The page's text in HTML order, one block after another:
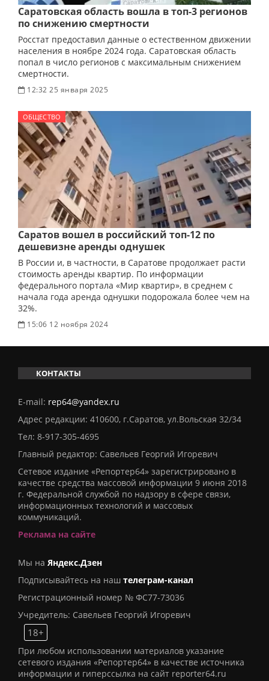
Саратовская область вошла в топ-3 регионов
по снижению смертности
Росстат предоставил данные о естественном движении
населения в ноябре 2024 года. Саратовская область
попал в число регионов с максимальным снижением
смертности.
12:32 25 января 2025
ОБЩЕСТВО
Саратов вошел в российский топ-12 по
дешевизне аренды однушек
В России и, в частности, в Саратове продолжает расти
стоимость аренды квартир. По информации
федерального портала «Мир квартир», в среднем с
начала года аренда однушки подорожала более чем на
32%.
15:06 12 ноября 2024
КОНТАКТЫ
E-mail: rep64@yandex.ru
Адрес редакции: 410600, г.Саратов, ул.Вольская 32/34
Тел: 8-917-305-4695
Главный редактор: Савельев Георгий Игоревич
Сетевое издание «Репортер64» зарегистрировано в
качестве средства массовой информации 9 июня 2018
г. Федеральной службой по надзору в сфере связи,
информационных технологий и массовых
коммуникаций.
Реклама на сайте
Мы на Яндекс.Дзен
Подписывайтесь на наш телеграм-канал
Регистрационный номер № ФС77-73036
Учредитель: Савельев Георгий Игоревич
18+
При любом использовании материалов указание
сетевого издания «Репортер64» в качестве источника
информации и гиперссылка на сайт reporter64.ru